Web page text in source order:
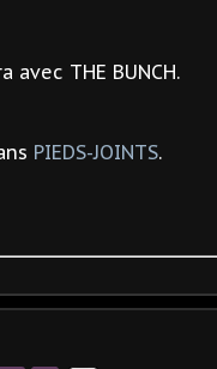
avec THE BUNCH.
PIEDS-JOINTS.